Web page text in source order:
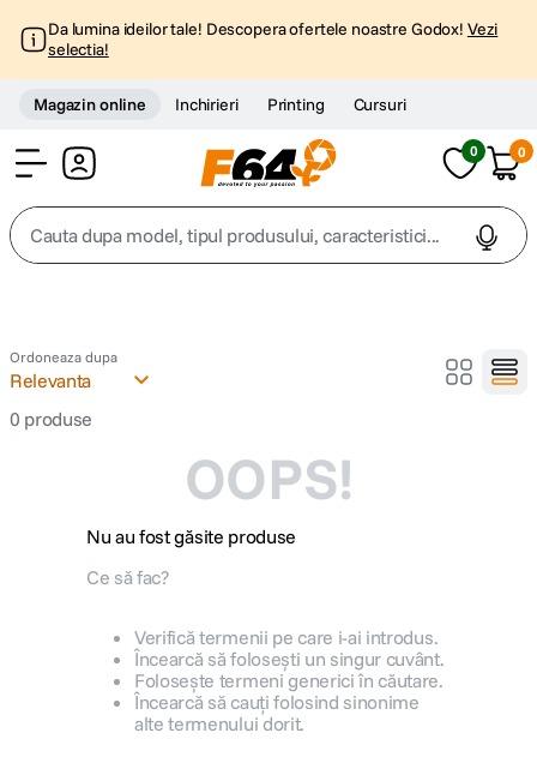
Da lumina ideilor tale! Descopera ofertele noastre Godox! Vezi
selectia!
Magazin online Inchirieri Printing Cursuri
0 0
Cauta dupa model, tipul produsului, caracteristici...
1. canon g7x
2.
trepied telefon
peak design
lavaliera
canon sx740 hs
card memorie
Ordoneaza dupa
Relevanta
0 produse
OOPS!
Nu au fost găsite produse
Ce să fac?
Verifică termenii pe care i-ai introdus.
Încearcă să folosești un singur cuvânt.
Folosește termeni generici în căutare.
Încearcă să cauți folosind sinonime
alte termenului dorit.